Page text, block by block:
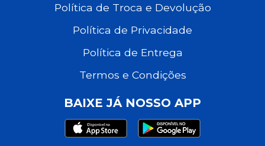
Política de Troca e Devolução
Política de Privacidade
Política de Entrega
Termos e Condições
BAIXE JÁ NOSSO APP